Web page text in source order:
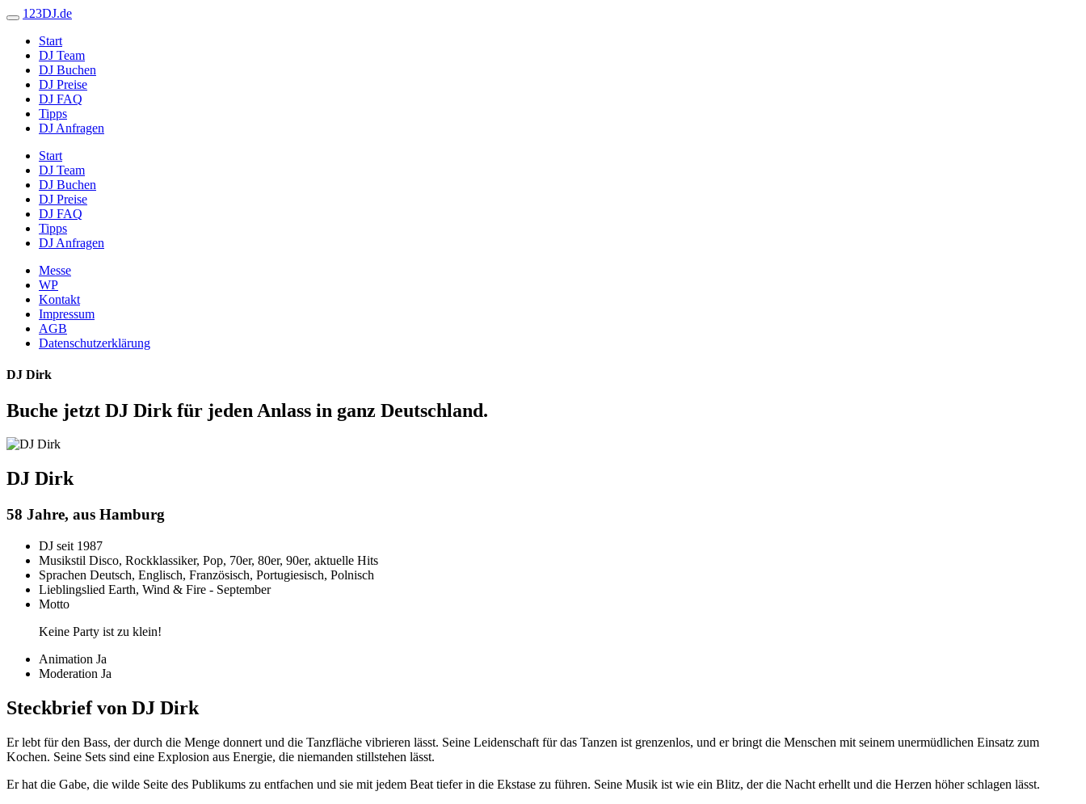
123DJ.de
Start
DJ Team
DJ Buchen
DJ Preise
DJ FAQ
Tipps
DJ Anfragen
Start
DJ Team
DJ Buchen
DJ Preise
DJ FAQ
Tipps
DJ Anfragen
Messe
WP
Kontakt
Impressum
AGB
Datenschutzerklärung
DJ Dirk
Buche jetzt DJ Dirk für jeden Anlass in ganz Deutschland.
DJ Dirk
58 Jahre, aus Hamburg
DJ seit 1987
Musikstil Disco, Rockklassiker, Pop, 70er, 80er, 90er, aktuelle Hits
Sprachen Deutsch, Englisch, Französisch, Portugiesisch, Polnisch
Lieblingslied Earth, Wind & Fire - September
Motto
Keine Party ist zu klein!
Animation Ja
Moderation Ja
Steckbrief von DJ Dirk
Er lebt für den Bass, der durch die Menge donnert und die Tanzfläche vibrieren lässt. Seine Leidenschaft für das Tanzen ist grenzenlos, und er bringt die Menschen mit seinem unermüdlichen Einsatz zum
Kochen. Seine Sets sind eine Explosion aus Energie, die niemanden stillstehen lässt.
Er hat die Gabe, die wilde Seite des Publikums zu entfachen und sie mit jedem Beat tiefer in die Ekstase zu führen. Seine Musik ist wie ein Blitz, der die Nacht erhellt und die Herzen höher schlagen lässt.